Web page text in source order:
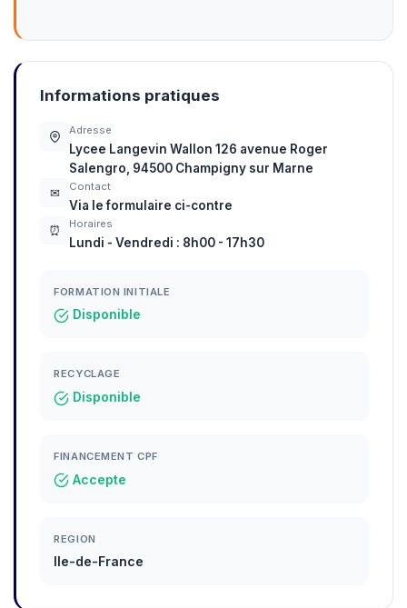
Informations pratiques
Adresse
Lycee Langevin Wallon 126 avenue Roger
Salengro, 94500 Champigny sur Marne
✉
Contact
Via le formulaire ci-contre
⏰
Horaires
Lundi - Vendredi : 8h00 - 17h30
FORMATION INITIALE
Disponible
RECYCLAGE
Disponible
FINANCEMENT CPF
Accepte
REGION
Ile-de-France